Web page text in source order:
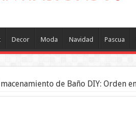
Decor Moda Navidad Pascua
de Baño DIY: Orden